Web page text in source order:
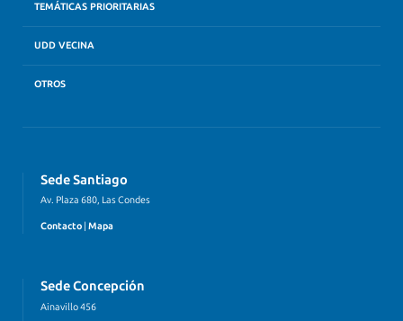
TEMÁTICAS PRIORITARIAS
UDD VECINA
OTROS
Sede Santiago
Av. Plaza 680, Las Condes
Contacto Mapa
Sede Concepción
Ainavillo 456